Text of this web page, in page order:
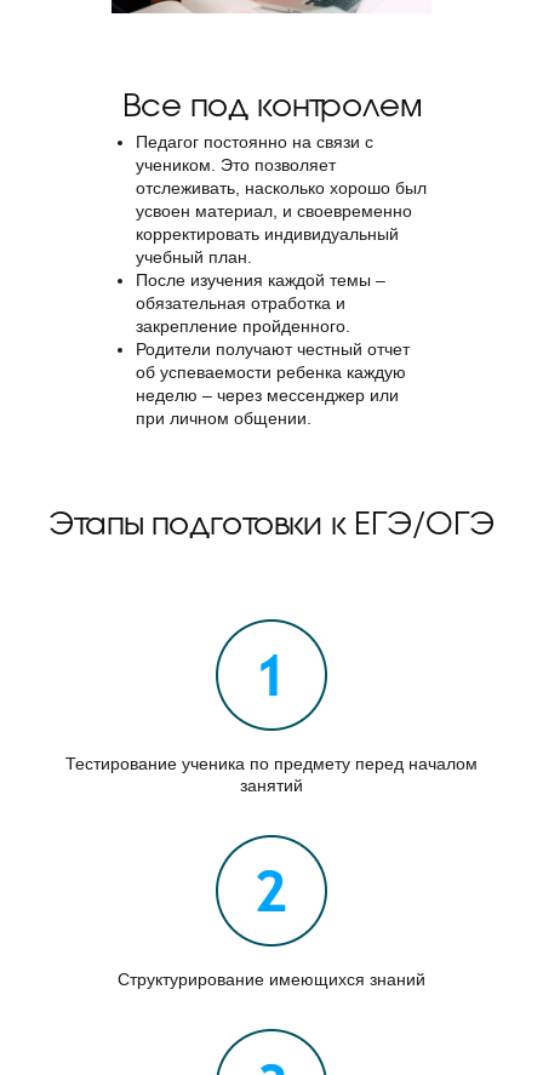
Все под контролем
Педагог постоянно на связи с
учеником. Это позволяет
отслеживать, насколько хорошо был
усвоен материал, и своевременно
корректировать индивидуальный
учебный план.
После изучения каждой темы –
обязательная отработка и
закрепление пройденного.
Родители получают честный отчет
об успеваемости ребенка каждую
неделю – через мессенджер или
при личном общении.
Этапы подготовки к ЕГЭ/ОГЭ
Тестирование ученика по предмету перед началом
занятий
Структурирование имеющихся знаний